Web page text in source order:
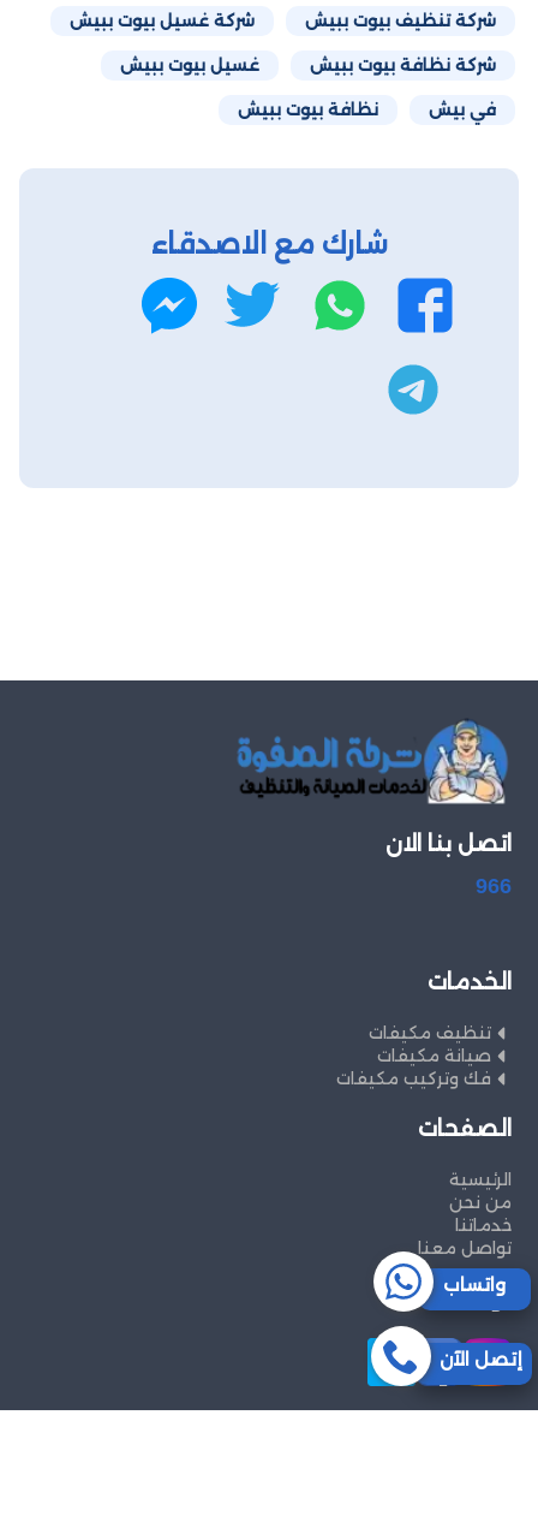
شركة تنظيف بيوت ببيش شركة غسيل بيوت ببيش
شركة نظافة بيوت ببيش غسيل بيوت ببيش
في بيش نظافة بيوت ببيش
شارك مع الاصدقاء
فيسبوك واتساب تويتر
واتساب
إتصل الآن
اتصل بنا الان
966
الخدمات
تنظيف مكيفات
صيانة مكيفات
فك وتركيب مكيفات
الصفحات
الرئيسية
من نحن
خدماتنا
تواصل معنا
تواصل معنا